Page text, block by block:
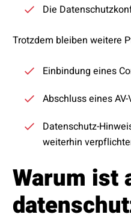
Die
Trotzdem bleiben weitere
Einbindung eines
Abschluss eines
Datenschutz-
weiterhin
Warum ist